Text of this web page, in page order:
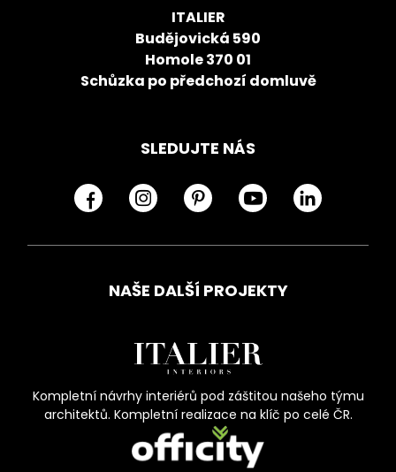
ITALIER
Budějovická 590
Homole 370 01
Schůzka po předchozí domluvě
SLEDUJTE NÁS
NAŠE DALŠÍ PROJEKTY
Kompletní návrhy interiérů pod záštitou našeho týmu
architektů. Kompletní realizace na klíč po celé ČR.